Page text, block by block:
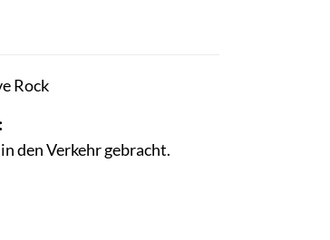
Rock
den Verkehr gebracht.